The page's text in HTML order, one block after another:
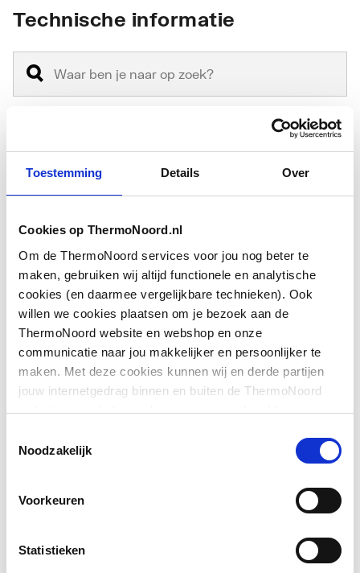
Toestemming Details Over
Cookies op ThermoNoord.nl
Om de ThermoNoord services voor jou nog beter te
maken, gebruiken wij altijd functionele en analytische
cookies (en daarmee vergelijkbare technieken). Ook
willen we cookies plaatsen om je bezoek aan de
ThermoNoord website en webshop en onze
communicatie naar jou makkelijker en persoonlijker te
maken. Met deze cookies kunnen wij en derde partijen
jouw internetgedrag binnen en buiten de ThermoNoord
website en webshop volgen en verzamelen. Hiermee
communicatie aan jouw interesses aan. We slaan je
Noodzakelijk
Voorkeuren
Statistieken
Technische informatie
Antikalkbehandeling Ja
Breedte 720
Extra helder Nee
Gemakkelijk te reinigen
behandeling
Nee
Geschikt voor
hoekmontage
Ja
op douchebak
op tegelvloer
Geschikt voor U-
Toon meer
Downloads
BIMapplication/zip,11 MB
Overig